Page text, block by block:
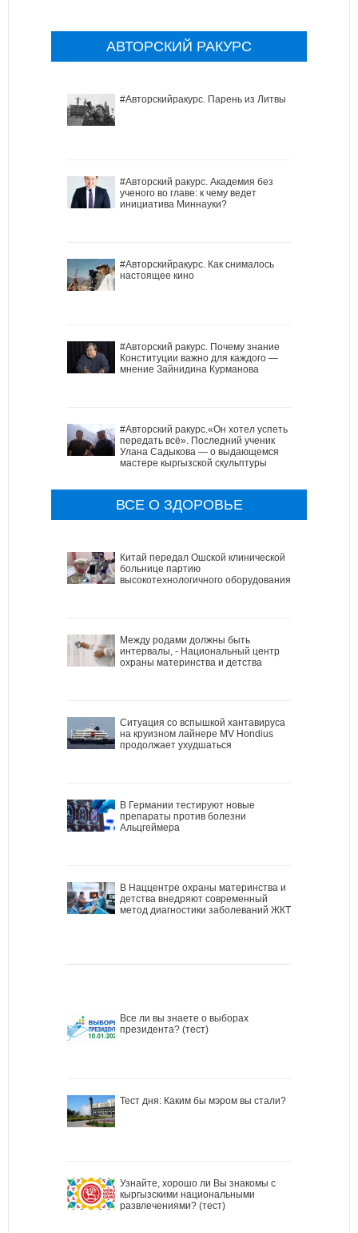
АВТОРСКИЙ РАКУРС
#Авторскийракурс. Парень из Литвы
#Авторский ракурс. Академия без
ученого во главе: к чему ведет
инициатива Миннауки?
#Авторскийракурс. Как снималось
настоящее кино
#Авторский ракурс. Почему знание
Конституции важно для каждого —
мнение Зайнидина Курманова
#Авторский ракурс.«Он хотел успеть
передать всё». Последний ученик
Улана Садыкова — о выдающемся
мастере кыргызской скульптуры
ВСЕ О ЗДОРОВЬЕ
Китай передал Ошской клинической
больнице партию
высокотехнологичного оборудования
Между родами должны быть
интервалы, - Национальный центр
охраны материнства и детства
Ситуация со вспышкой хантавируса
на круизном лайнере MV Hondius
продолжает ухудшаться
В Германии тестируют новые
препараты против болезни
Альцгеймера
В Наццентре охраны материнства и
детства внедряют современный
метод диагностики заболеваний ЖКТ
Все ли вы знаете о выборах
президента? (тест)
Тест дня: Каким бы мэром вы стали?
Узнайте, хорошо ли Вы знакомы с
кыргызскими национальными
развлечениями? (тест)